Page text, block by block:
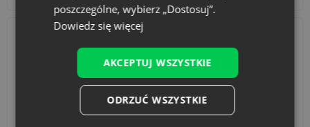
Akcesoria i dekoracje Zestawy
poszczególne, wybierz „Dostosuj”.
Dowiedz się więcej
AKCEPTUJ WSZYSTKIE
ODRZUĆ WSZYSTKIE